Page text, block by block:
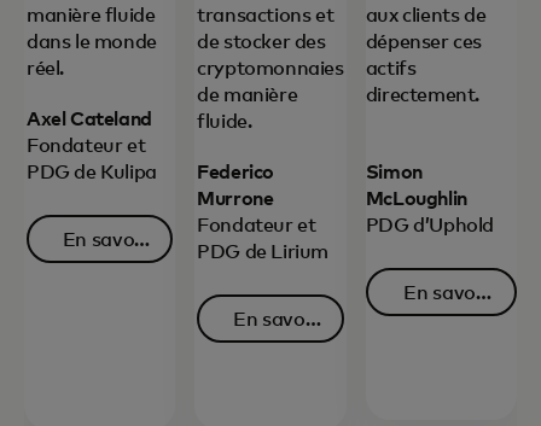
manière fluide
dans le monde
réel.
Axel Cateland
Fondateur et
PDG de Kulipa
En savoir
s’ouvre dans un nouvel onglet
transactions et
de stocker des
cryptomonnaies
de manière
fluide.
Federico
Murrone
Fondateur et
PDG de Lirium
En savoir
aux clients de
dépenser ces
actifs
directement.
Simon
McLoughlin
PDG d’Uphold
En savoir